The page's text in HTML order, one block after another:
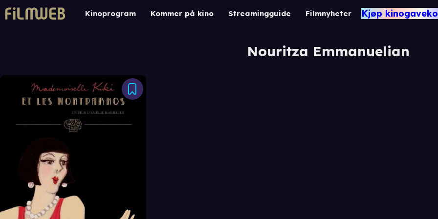
Kinoprogram Kommer på kino Streamingguide Filmnyheter Kjøp
Nouritza Emmanuelian